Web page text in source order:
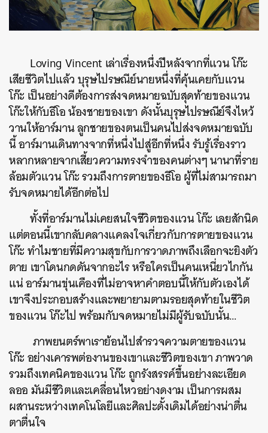
Loving Vincent เล่าเรื่องหนึ่งปีหลังจากที่แวน โก๊ะ
เสียชีวิตไปแล้ว บุรุษไปรษณีย์นายหนึ่งที่คุ้นเคยกับแวน
โก๊ะ เป็นอย่างดีต้องการส่งจดหมายฉบับสุดท้ายของแวน
โก๊ะให้กับธีโอ น้องชายของเขา ดังนั้นบุรุษไปรษณีย์จึงไหว้
วานให้อาร์มาน ลูกชายของตนเป็นคนไปส่งจดหมายฉบับ
นี้ อาร์มานเดินทางจากที่หนึ่งไปสู่อีกที่หนึ่ง รับรู้เรื่องราว
หลากหลายจากเสี้ยวความทรงจำของคนต่างๆ นานาที่ราย
ล้อมตัวแวน โก๊ะ รวมถึงการตายของธีโอ ผู้ที่ไม่สามารถมา
รับจดหมายได้อีกต่อไป
ทั้งที่อาร์มานไม่เคยสนใจชีวิตของแวน โก๊ะ เลยสักนิด
แต่ตอนนี้เขากลับคลางแคลงใจเกี่ยวกับการตายของแวน
โก๊ะ ทำไมชายที่มีความสุขกับการวาดภาพถึงเลือกจะยิงตัว
ตาย เขาโดนกดดันจากอะไร หรือใครเป็นคนเหนี่ยวไกกัน
แน่ อาร์มานขุ่นเคืองที่ไม่อาจหาคำตอบนี้ให้กับตัวเองได้
เขาจึงประกอบสร้างและพยายามตามรอยสุดท้ายในชีวิต
ของแวน โก๊ะไป พร้อมกับจดหมายไม่มีผู้รับฉบับนั้น…
ภาพยนตร์พาเราย้อนไปสำรวจความตายของแวน
โก๊ะ อย่างเคารพต่องานของเขาและชีวิตของเขา ภาพวาด
รวมถึงเทคนิคของแวน โก๊ะ ถูกรังสรรค์ขึ้นอย่างละเอียด
ลออ มันมีชีวิตและเคลื่อนไหวอย่างดงาม เป็นการผสม
ผสานระหว่างเทคโนโลยีและศิลปะดั้งเดิมได้อย่างน่าตื่น
ตาตื่นใจ